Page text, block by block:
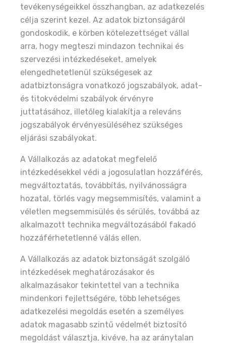
tevékenységeikkel összhangban, az adatkezelés
célja szerint kezel. Az adatok biztonságáról
gondoskodik, e körben kötelezettséget vállal
arra, hogy megteszi mindazon technikai és
szervezési intézkedéseket, amelyek
elengedhetetlenül szükségesek az
adatbiztonságra vonatkozó jogszabályok, adat-
és titokvédelmi szabályok érvényre
juttatásához, illetőleg kialakítja a releváns
jogszabályok érvényesüléséhez szükséges
eljárási szabályokat.
A Vállalkozás az adatokat megfelelő
intézkedésekkel védi a jogosulatlan hozzáférés,
megváltoztatás, továbbítás, nyilvánosságra
hozatal, törlés vagy megsemmisítés, valamint a
véletlen megsemmisülés és sérülés, továbbá az
alkalmazott technika megváltozásából fakadó
hozzáférhetetlenné válás ellen.
A Vállalkozás az adatok biztonságát szolgáló
intézkedések meghatározásakor és
alkalmazásakor tekintettel van a technika
mindenkori fejlettségére, több lehetséges
adatkezelési megoldás esetén a személyes
adatok magasabb szintű védelmét biztosító
megoldást választja, kivéve, ha az aránytalan